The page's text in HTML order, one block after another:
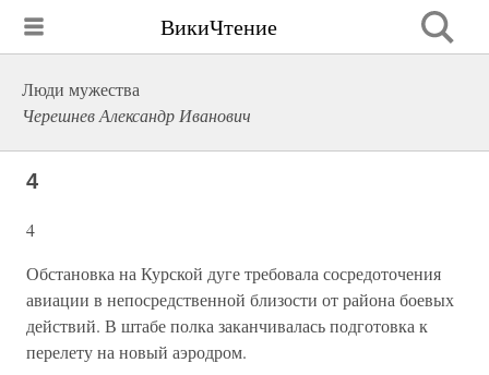
ВикиЧтение
Люди мужества
Черешнев Александр Иванович
4
4
Обстановка на Курской дуге требовала сосредоточения
авиации в непосредственной близости от района боевых
действий. В штабе полка заканчивалась подготовка к
перелету на новый аэродром.